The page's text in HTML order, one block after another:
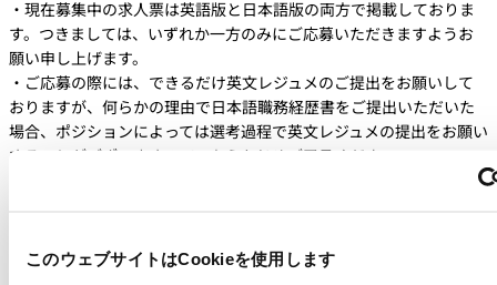
このウェブサイトはCookieを使用します
・現在募集中の求人票は英語版と日本語版の両方で掲載しておりま
す。つきましては、いずれか一方のみにご応募いただきますようお
願い申し上げます。
・ご応募の際には、できるだけ英文レジュメのご提出をお願いして
おりますが、何らかの理由で日本語職務経歴書をご提出いただいた
場合、ポジションによっては選考過程で英文レジュメの提出をお願い
することがございますので、あらかじめご了承ください。
・勤務時間 ：フレキシブルな勤務時間